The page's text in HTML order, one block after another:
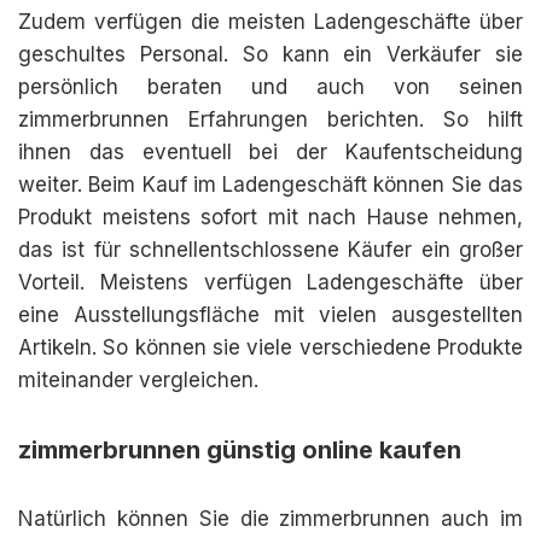
Zudem verfügen die meisten Ladengeschäfte über
geschultes Personal. So kann ein Verkäufer sie
persönlich beraten und auch von seinen
zimmerbrunnen Erfahrungen berichten. So hilft
ihnen das eventuell bei der Kaufentscheidung
weiter. Beim Kauf im Ladengeschäft können Sie das
Produkt meistens sofort mit nach Hause nehmen,
das ist für schnellentschlossene Käufer ein großer
Vorteil. Meistens verfügen Ladengeschäfte über
eine Ausstellungsfläche mit vielen ausgestellten
Artikeln. So können sie viele verschiedene Produkte
miteinander vergleichen.
zimmerbrunnen günstig online kaufen
Natürlich können Sie die zimmerbrunnen auch im